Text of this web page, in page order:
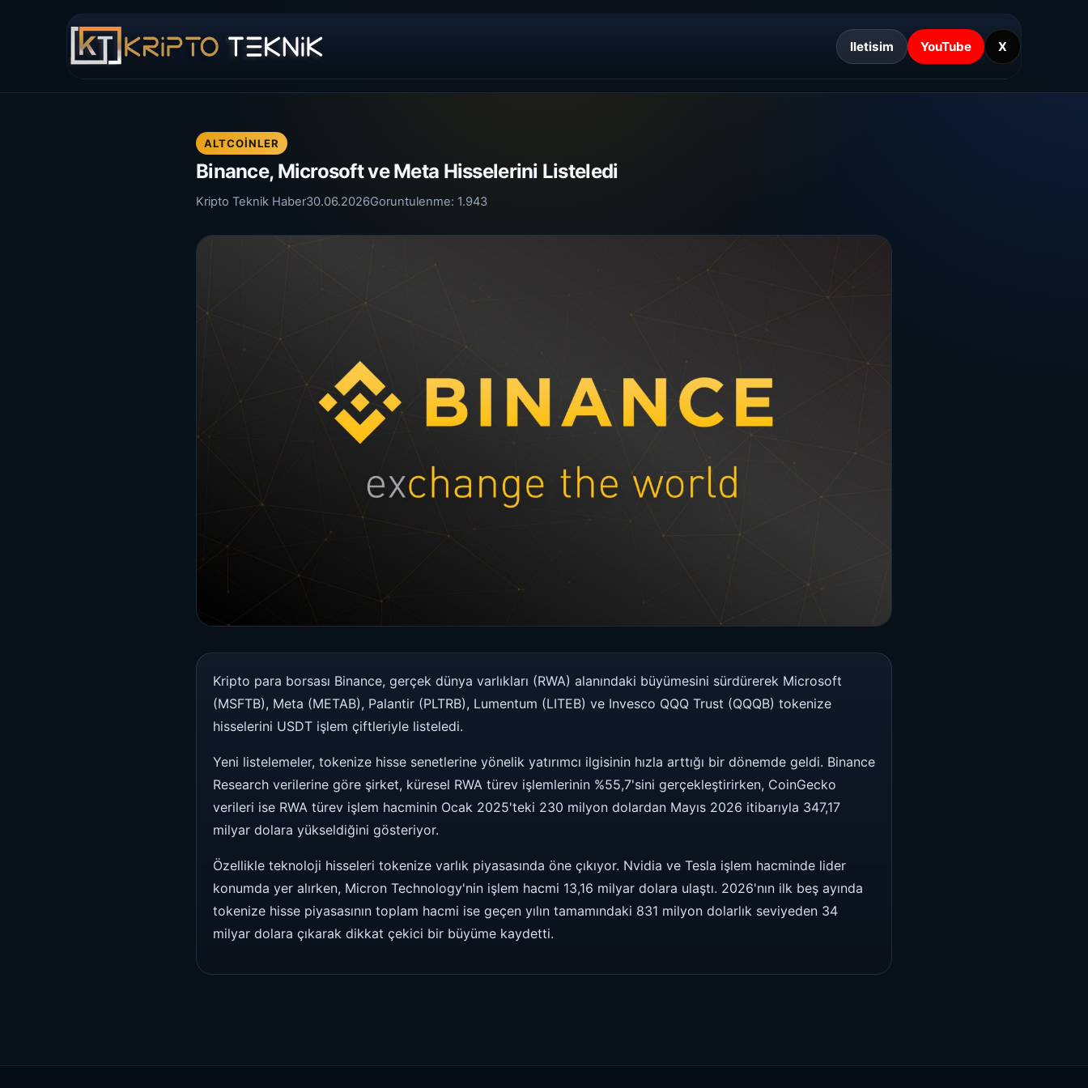
Iletisim YouTube X
ALTCOINLER
Binance, Microsoft ve Meta Hisselerini Listeledi
Kripto Teknik Haber30.06.2026Goruntulenme: 1.943
Kripto para borsası Binance, gerçek dünya varlıkları (RWA) alanındaki büyümesini sürdürerek Microsoft
(MSFTB), Meta (METAB), Palantir (PLTRB), Lumentum (LITEB) ve Invesco QQQ Trust (QQQB) tokenize
hisselerini USDT işlem çiftleriyle listeledi.
Yeni listelemeler, tokenize hisse senetlerine yönelik yatırımcı ilgisinin hızla arttığı bir dönemde geldi. Binance
Research verilerine göre şirket, küresel RWA türev işlemlerinin %55,7'sini gerçekleştirirken, CoinGecko
verileri ise RWA türev işlem hacminin Ocak 2025'teki 230 milyon dolardan Mayıs 2026 itibarıyla 347,17
milyar dolara yükseldiğini gösteriyor.
Özellikle teknoloji hisseleri tokenize varlık piyasasında öne çıkıyor. Nvidia ve Tesla işlem hacminde lider
konumda yer alırken, Micron Technology'nin işlem hacmi 13,16 milyar dolara ulaştı. 2026'nın ilk beş ayında
tokenize hisse piyasasının toplam hacmi ise geçen yılın tamamındaki 831 milyon dolarlık seviyeden 34
milyar dolara çıkarak dikkat çekici bir büyüme kaydetti.